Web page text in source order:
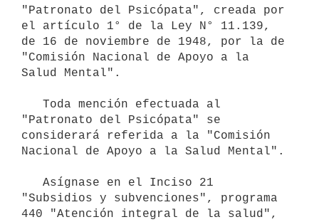
"Patronato del Psicópata", creada por
el artículo 1° de la Ley N° 11.139,
de 16 de noviembre de 1948, por la de
"Comisión Nacional de Apoyo a la
Salud Mental".
"Patronato del Psicópata" se
considerará referida a la "Comisión
Nacional de Apoyo a la Salud Mental".
"Subsidios y subvenciones", programa
440 "Atención integral de la salud",